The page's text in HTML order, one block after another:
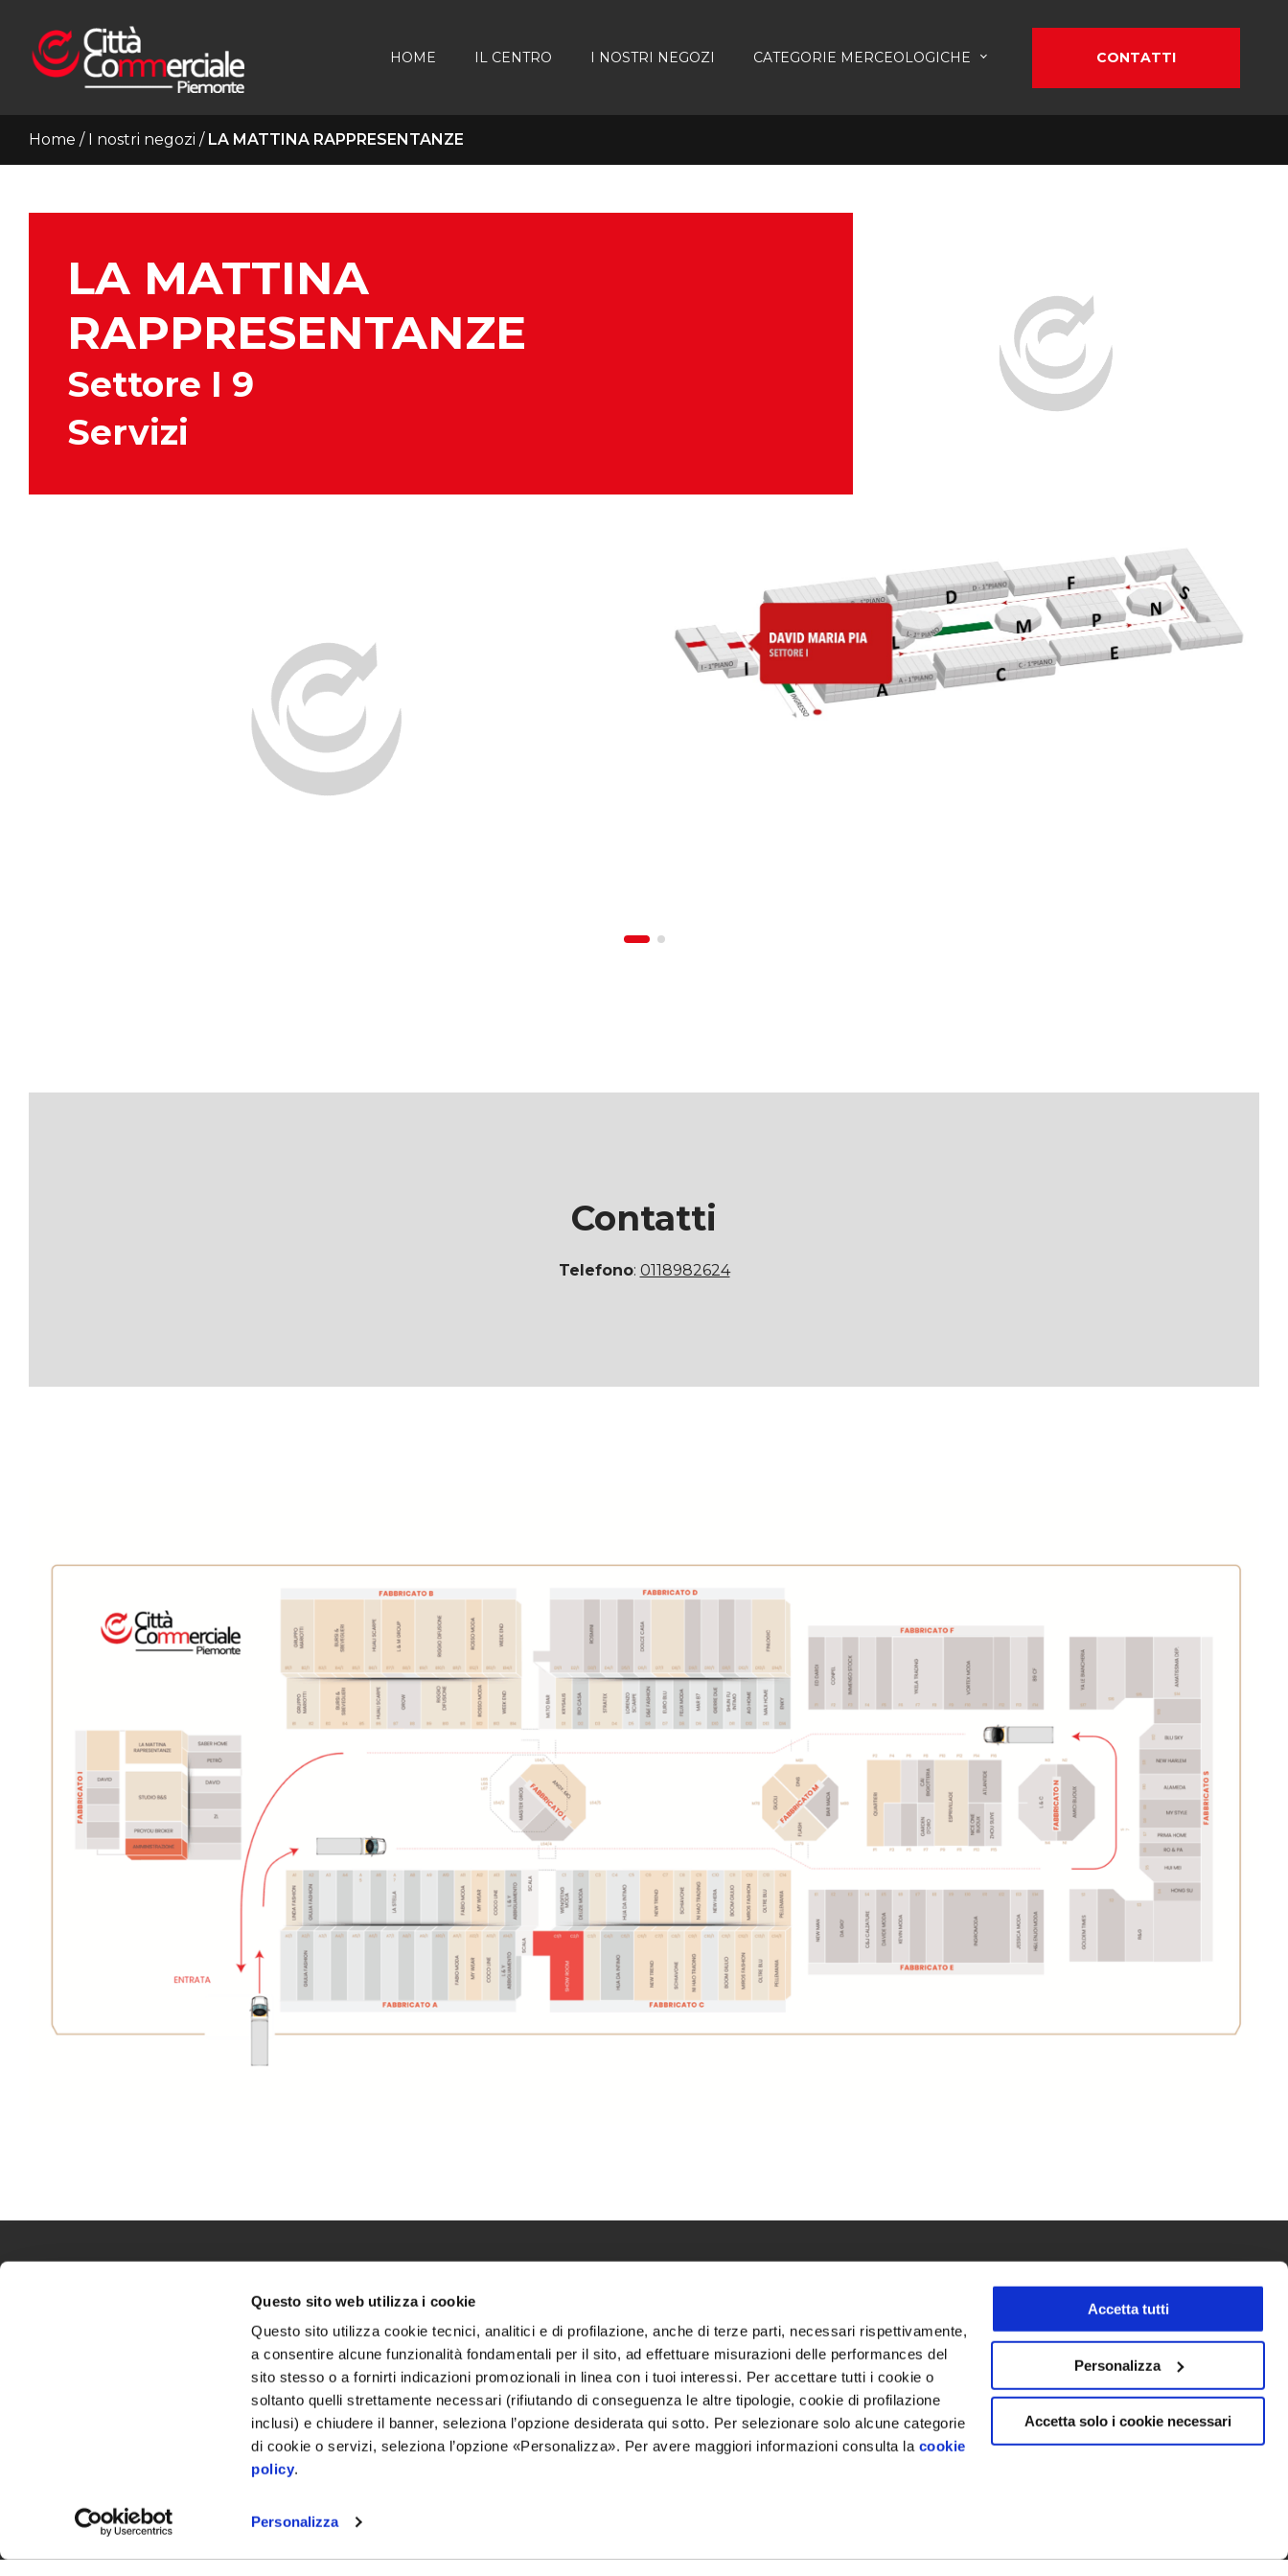
Questo sito web utilizza i cookie
Questo sito utilizza cookie tecnici, analitici e di profilazione, anche di terze parti, necessari rispettivamente,
a consentire alcune funzionalità fondamentali per il sito, ad effettuare misurazioni delle performances del
sito stesso o a fornirti indicazioni promozionali in linea con i tuoi interessi. Per accettare tutti i cookie o
soltanto quelli strettamente necessari (rifiutando di conseguenza le altre tipologie, cookie di profilazione
inclusi) e chiudere il banner, seleziona l’opzione desiderata qui sotto. Per selezionare solo alcune categorie
di cookie o servizi, seleziona l’opzione «Personalizza». Per avere maggiori informazioni consulta la cookie
policy.
Personalizza
Accetta tutti
Personalizza
Accetta solo i cookie necessari
HOME IL CENTRO I NOSTRI NEGOZI CATEGORIE MERCEOLOGICHE CONTATTI
Home / I nostri negozi / LA MATTINA RAPPRESENTANZE
LA MATTINA
RAPPRESENTANZE
Settore I 9
Servizi
Contatti
Telefono: 0118982624
Via Torino, 118, Settimo Torinese (TO)
Segui le novità sui nostri social
IL CENTRO
I NOSTRI NEGOZI
CONTATTI
Resta sempre aggiornato sulle ultime novità, promozioni esclusive
e eventi speciali iscrivendoti alla nostra newsletter.
Ho letto l’informativa e autorizzo iltrattamento dei dati personaliper le finalità
ivi indicate*